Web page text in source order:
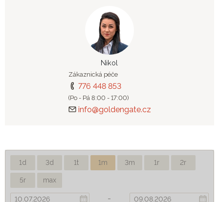
Nikol
Zákaznická péče
776 448 853
(Po - Pá 8:00 - 17:00)
info@goldengate.cz
1d 3d 1t 1m 3m 1r 2r
5r max
-